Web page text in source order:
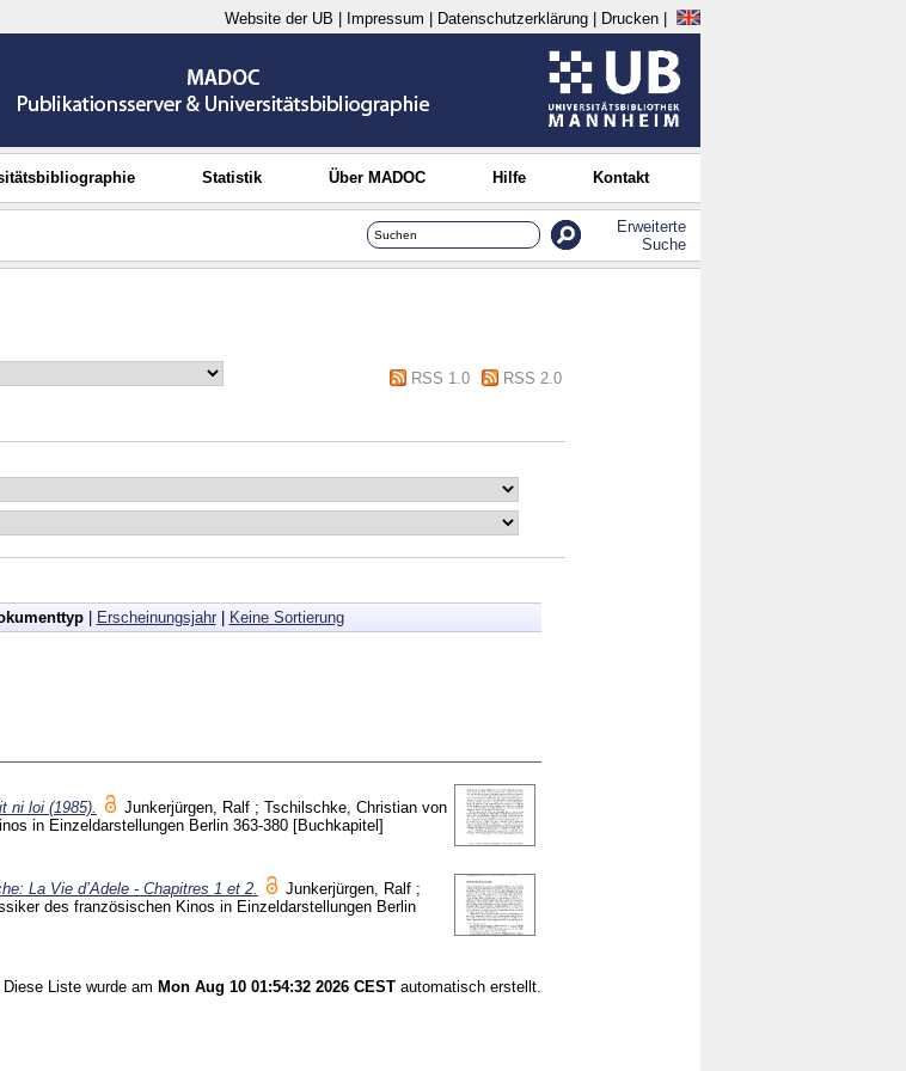
Website der UB Impressum Datenschutzerklärung Drucken
Statistik Über MADOC Hilfe Kontakt
Erweiterte
Suche
RSS 1.0
RSS 2.0
| Erscheinungsjahr| Keine Sortierung
ni loi (1985). Junkerjürgen, Ralf ; Tschilschke, Christian von
in Einzeldarstellungen Berlin 363-380 [Buchkapitel]
La Vie d’Adele - Chapitres 1 et 2. Junkerjürgen, Ralf ;
des französischen Kinos in Einzeldarstellungen Berlin
Diese Liste wurde am Mon Aug 10 01:54:32 2026 CEST automatisch erstellt.